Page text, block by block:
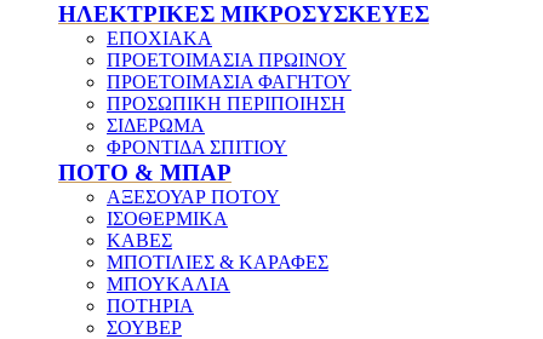
ΗΛΕΚΤΡΙΚΕΣ ΜΙΚΡΟΣΥΣΚΕΥΕΣ
ΕΠΟΧΙΑΚΑ
ΠΡΟΕΤΟΙΜΑΣΙΑ ΠΡΩΙΝΟΥ
ΠΡΟΕΤΟΙΜΑΣΙΑ ΦΑΓΗΤΟΥ
ΠΡΟΣΩΠΙΚΗ ΠΕΡΙΠΟΙΗΣΗ
ΣΙΔΕΡΩΜΑ
ΦΡΟΝΤΙΔΑ ΣΠΙΤΙΟΥ
ΠΟΤΟ & ΜΠΑΡ
ΑΞΕΣΟΥΑΡ ΠΟΤΟΥ
ΙΣΟΘΕΡΜΙΚΑ
ΚΑΒΕΣ
ΜΠΟΤΙΛΙΕΣ & ΚΑΡΑΦΕΣ
ΜΠΟΥΚΑΛΙΑ
ΠΟΤΗΡΙΑ
ΣΟΥΒΕΡ